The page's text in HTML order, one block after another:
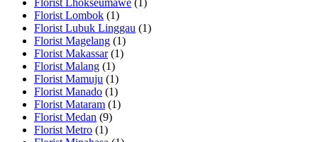
Florist Lhokseumawe (1)
Florist Lombok (1)
Florist Lubuk Linggau (1)
Florist Magelang (1)
Florist Makassar(1)
Florist Malang (1)
Florist Mamuju (1)
Florist Manado (1)
Florist Mataram (1)
Florist Medan (9)
Florist Metro (1)